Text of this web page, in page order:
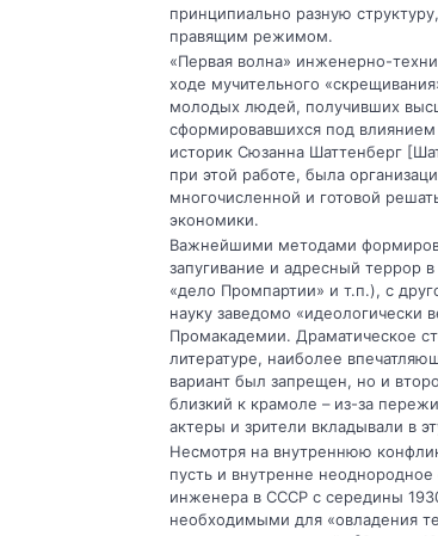
принципиально разную
правящим режимом.
«Первая волна» инженерно-
ходе мучительного
молодых людей, получивших
сформировавшихся под влиянием
историк Сюзанна Шаттенберг
при этой работе, была
многочисленной и готовой
экономики.
Важнейшими методами
запугивание и адресный террор
«дело Промпартии» и т.п.), с
науку заведомо «идеологически
Промакадемии. Драматическое
литературе, наиболее
вариант был запрещен, но и
близкий к крамоле – из-за
актеры и зрители вкладывали в
Несмотря на внутреннюю
пусть и внутренне
инженера в СССР с середины
необходимыми для «овладения